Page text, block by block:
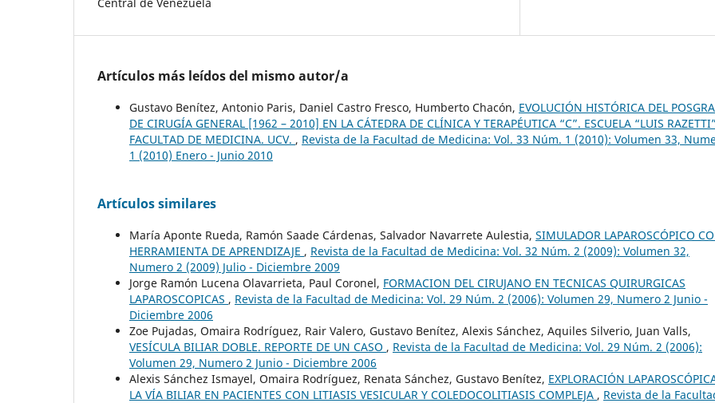
Artículos más leídos del mismo autor/a
Gustavo Benítez, Antonio Paris, Daniel Castro Fresco, Humberto Chacón, EVOLUCIÓN HISTÓRICA DEL
DE CIRUGÍA GENERAL [1962 – 2010] EN LA CÁTEDRA DE CLÍNICA Y TERAPÉUTICA “C”. ESCUELA “LUIS
FACULTAD DE MEDICINA. UCV. , Revista de la Facultad de Medicina: Vol. 33 Núm. 1 (2010): Volumen 33,
1 (2010) Enero - Junio 2010
Artículos similares
María Aponte Rueda, Ramón Saade Cárdenas, Salvador Navarrete Aulestia, SIMULADOR LAPAROSCÓPICO
HERRAMIENTA DE APRENDIZAJE , Revista de la Facultad de Medicina: Vol. 32 Núm. 2 (2009): Volumen 32,
Numero 2 (2009) Julio - Diciembre 2009
Jorge Ramón Lucena Olavarrieta, Paul Coronel, FORMACION DEL CIRUJANO EN TECNICAS QUIRURGICAS
LAPAROSCOPICAS , Revista de la Facultad de Medicina: Vol. 29 Núm. 2 (2006): Volumen 29, Numero 2 Junio -
Diciembre 2006
Zoe Pujadas, Omaira Rodríguez, Rair Valero, Gustavo Benítez, Alexis Sánchez, Aquiles Silverio, Juan Valls,
VESÍCULA BILIAR DOBLE. REPORTE DE UN CASO , Revista de la Facultad de Medicina: Vol. 29 Núm. 2 (2006):
Volumen 29, Numero 2 Junio - Diciembre 2006
Alexis Sánchez Ismayel, Omaira Rodríguez, Renata Sánchez, Gustavo Benítez, EXPLORACIÓN
LA VÍA BILIAR EN PACIENTES CON LITIASIS VESICULAR Y COLEDOCOLITIASIS COMPLEJA , Revista de la